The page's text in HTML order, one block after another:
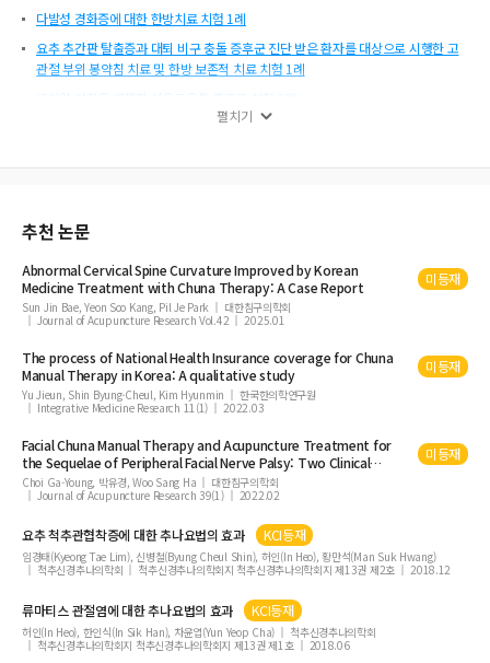
다발성 경화증에 대한 한방치료 치험 1례
요추 추간판 탈출증과 대퇴 비구 충돌 증후군 진단 받은 환자를 대상으로 시행한 고
관절 부위 봉약침 치료 및 한방 보존적 치료 치험 1례
근이완 약침을 병행한 섬유근육통 증후군 치험 2례
강직성 척추염으로 인한 천장관절염 및 고관절 윤활막염 환자를 대상으로 시행한 고
펼치기
추천 논문
Abnormal Cervical Spine Curvature Improved by Korean
Medicine Treatment withChunaTherapy: A Case Report 미등재
Sun Jin Bae, Yeon Soo Kang, Pil Je Park
대한침구의학회
Journal of Acupuncture Research Vol.42
2025.01
The process of National Health Insurance coverage forChuna
Manual Therapy in Korea: A qualitative study
미등재
Yu Jieun, Shin Byung-Cheul, Kim Hyunmin
한국한의학연구원
Integrative Medicine Research 11(1)
2022.03
FacialChunaManual Therapy and Acupuncture Treatment for
the Sequelae of Peripheral Facial Nerve Palsy: Two Clinical
Cases
미등재
Choi Ga-Young, 박유경, Woo Sang Ha
대한침구의학회
Journal of Acupuncture Research 39(1)
2022.02
요추 척추관협착증에 대한 추나요법의 효과 KCI등재
임경태(Kyeong Tae Lim), 신병철(Byung Cheul Shin), 허인(In Heo), 황만석(Man Suk Hwang)
척추신경추나의학회
척추신경추나의학회지 척추신경추나의학회지 제13권 제2호 2018.12
류마티스 관절염에 대한 추나요법의 효과 KCI등재
허인(In Heo), 한인식(In Sik Han), 차윤엽(Yun Yeop Cha)
척추신경추나의학회
척추신경추나의학회지 척추신경추나의학회지 제13권 제1호
2018.06